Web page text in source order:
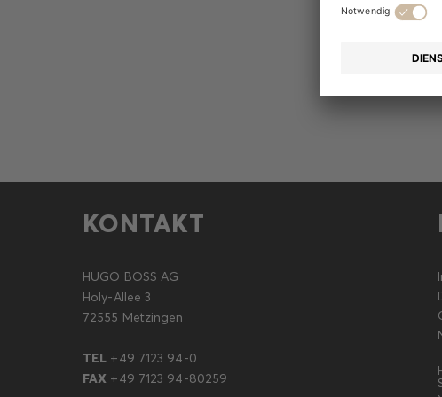
KONTAKT
HUGO BOSS AG
Holy-Allee 3
72555 Metzingen
TEL +49 7123 94-0
FAX +49 7123 94-80259